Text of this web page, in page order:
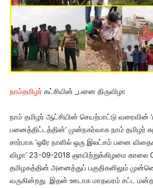
நாம்தமிழர் கட்சியின் _பனை திருவிழா
நாம் தமிழர் ஆட்சியின் செயற்பாட்டு வரைவின்
பனைத்திட்டத்தின்’ முன்நகர்வாக நாம் தமிழர்
சார்பாக ‘ஒரே நாளில் ஒரு இலட்சம் பனை
விழா’ 23-09-2018 ஞாயிற்றுக்கிழமை காலை
தமிழகத்தின் அனைத்துப் பகுதிகளிலும்
வருகின்றது இதன் ஊடாக மாதவரம் சட்ட மன்ற